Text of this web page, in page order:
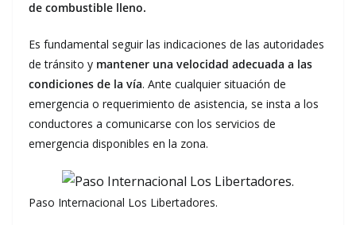
de combustible lleno.
Es fundamental seguir las indicaciones de las autoridades
de tránsito y mantener una velocidad adecuada a las
condiciones de la vía. Ante cualquier situación de
emergencia o requerimiento de asistencia, se insta a los
conductores a comunicarse con los servicios de
emergencia disponibles en la zona.
Paso Internacional Los Libertadores.